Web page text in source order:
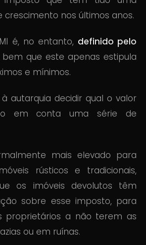
crescimento nos últimos anos.
é, no entanto, definido pelo
bem que este apenas estipula
e mínimos.
autarquia decidir qual o valor
em conta uma série de
mais elevado para
rústicos e tradicionais,
os imóveis devolutos têm
sobre esse imposto, para
proprietários a não terem as
ou em ruínas.